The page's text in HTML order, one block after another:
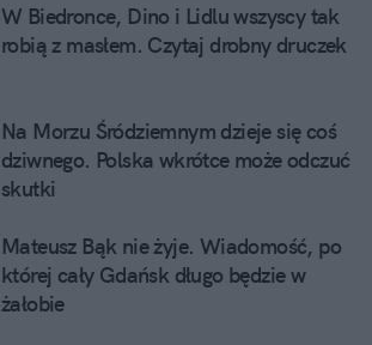
W Biedronce, Dino i Lidlu wszyscy tak
robią z masłem. Czytaj drobny druczek
Na Morzu Śródziemnym dzieje się coś
dziwnego. Polska wkrótce może odczuć
skutki
Mateusz Bąk nie żyje. Wiadomość, po
której cały Gdańsk długo będzie w
żałobie